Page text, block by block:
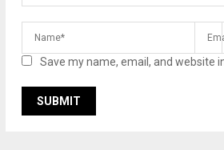
Save my name, email, and website